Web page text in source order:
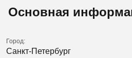
Основная
Город:
Санкт-Петербург